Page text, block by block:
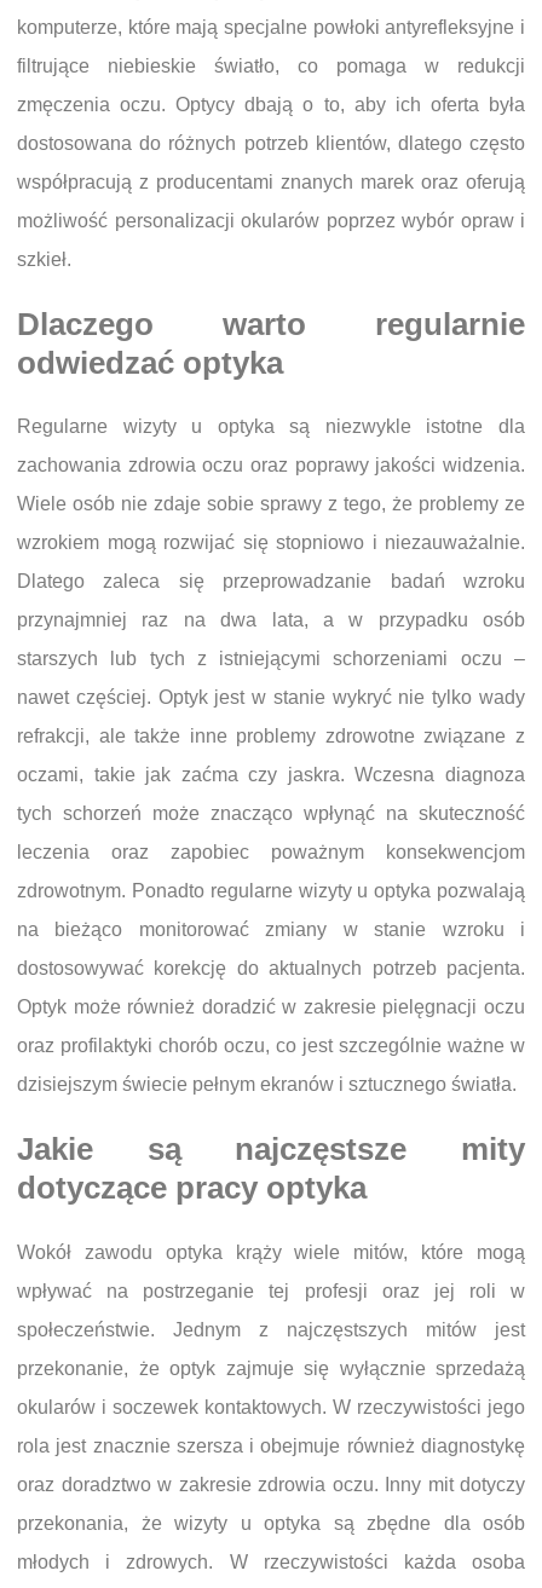
komputerze, które mają specjalne powłoki antyrefleksyjne i
filtrujące niebieskie światło, co pomaga w redukcji
zmęczenia oczu. Optycy dbają o to, aby ich oferta była
dostosowana do różnych potrzeb klientów, dlatego często
współpracują z producentami znanych marek oraz oferują
możliwość personalizacji okularów poprzez wybór opraw i
szkieł.
Dlaczego warto regularnie
odwiedzać optyka
Regularne wizyty u optyka są niezwykle istotne dla
zachowania zdrowia oczu oraz poprawy jakości widzenia.
Wiele osób nie zdaje sobie sprawy z tego, że problemy ze
wzrokiem mogą rozwijać się stopniowo i niezauważalnie.
Dlatego zaleca się przeprowadzanie badań wzroku
przynajmniej raz na dwa lata, a w przypadku osób
starszych lub tych z istniejącymi schorzeniami oczu –
nawet częściej. Optyk jest w stanie wykryć nie tylko wady
refrakcji, ale także inne problemy zdrowotne związane z
oczami, takie jak zaćma czy jaskra. Wczesna diagnoza
tych schorzeń może znacząco wpłynąć na skuteczność
leczenia oraz zapobiec poważnym konsekwencjom
zdrowotnym. Ponadto regularne wizyty u optyka pozwalają
na bieżąco monitorować zmiany w stanie wzroku i
dostosowywać korekcję do aktualnych potrzeb pacjenta.
Optyk może również doradzić w zakresie pielęgnacji oczu
oraz profilaktyki chorób oczu, co jest szczególnie ważne w
dzisiejszym świecie pełnym ekranów i sztucznego światła.
Jakie są najczęstsze mity
dotyczące pracy optyka
Wokół zawodu optyka krąży wiele mitów, które mogą
wpływać na postrzeganie tej profesji oraz jej roli w
społeczeństwie. Jednym z najczęstszych mitów jest
przekonanie, że optyk zajmuje się wyłącznie sprzedażą
okularów i soczewek kontaktowych. W rzeczywistości jego
rola jest znacznie szersza i obejmuje również diagnostykę
oraz doradztwo w zakresie zdrowia oczu. Inny mit dotyczy
przekonania, że wizyty u optyka są zbędne dla osób
młodych i zdrowych. W rzeczywistości każda osoba